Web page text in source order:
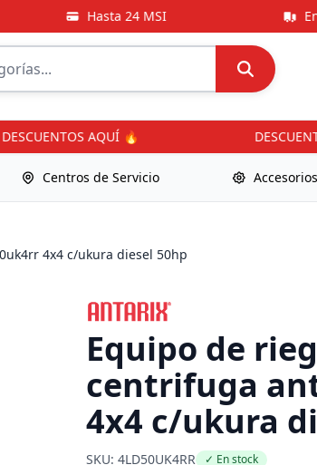
Hasta 24 MSI
AQUÍ 🔥
Centros de Servicio
4x4 c/ukura diesel 50hp
Equipo de
centrifuga
4x4 c/ukura
SKU: 4LD50UK4RR ✓ En stock